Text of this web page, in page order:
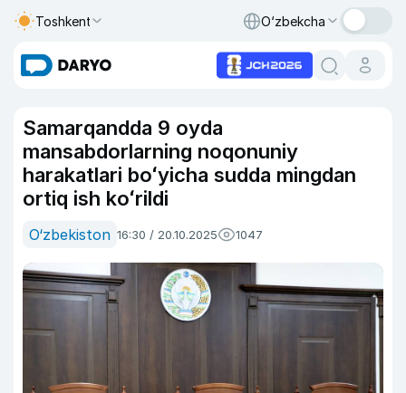
Toshkent O‘zbekcha
Samarqandda 9 oyda
mansabdorlarning noqonuniy
harakatlari boʻyicha sudda mingdan
ortiq ish koʻrildi
O‘zbekiston 16:30 / 20.10.2025 1047